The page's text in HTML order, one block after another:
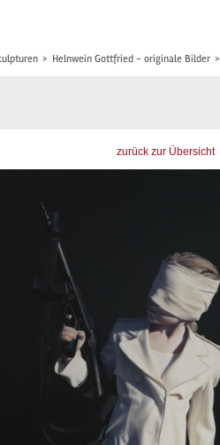
> Helnwein Gottfried - originale Bilder >
zurück zur Übersicht